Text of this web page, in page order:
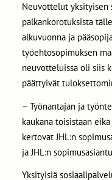
Neuvottelut yksityisen
palkankorotuksista
alkuvuonna ja
työehtosopimuksen
neuvotteluissa oli siis
päättyivät
– Työnantajan ja
kaukana toisistaan
kertovat JHL:n
ja JHL:n
Yksityisiä